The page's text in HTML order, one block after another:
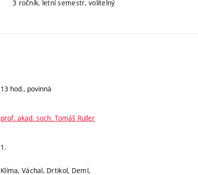
3 ročník, letní semestr, volitelný
13 hod., povinná
prof. akad. soch. Tomáš Ruller
1.
Klíma, Váchal, Drtikol, Deml,